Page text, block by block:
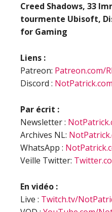
Creed Shadows, 33
tourmente Ubisoft,
for Gaming
Liens :
Patreon: Patreon.com/
Discord :
Par écrit :
Newsletter :
Archives NL:
WhatsApp :
Veille Twitter:
En vidéo :
Live : Twitch.tv/